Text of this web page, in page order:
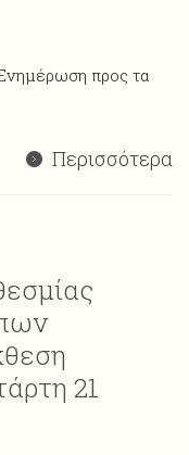
προς τα
Περισσότερα
21